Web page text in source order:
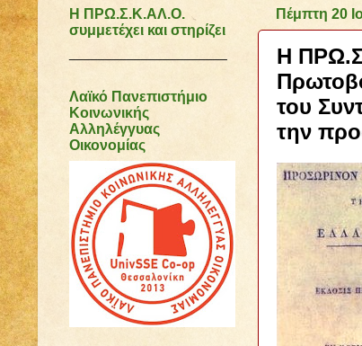
Πέμπτη 20
Η
του
την
Η ΠΡΩ.Σ.Κ.ΑΛ.Ο.
συμμετέχει και στηρίζει
Λαϊκό Πανεπιστήμιο
Κοινωνικής
Αλληλέγγυας
Οικονομίας